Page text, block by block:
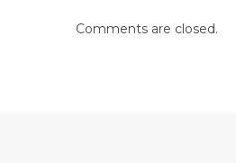
Comments are closed.